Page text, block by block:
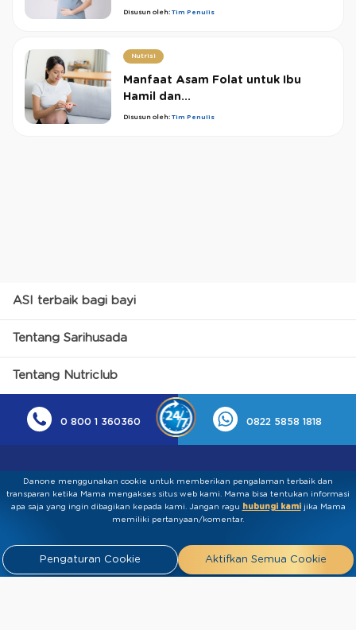
Disusun oleh: Tim Penulis
Nutrisi
Manfaat Asam Folat untuk Ibu
Hamil dan...
Disusun oleh: Tim Penulis
ASI terbaik bagi bayi
Tentang Sarihusada
Tentang Nutriclub
0 800 1 360360 0822 5858 1818
Kebijakan Privasi Syarat & Ketentuan
Tentang Kami
Danone menggunakan cookie untuk memberikan pengalaman terbaik dan
transparan ketika Mama mengakses situs web kami. Mama bisa tentukan informasi
apa saja yang ingin dibagikan kepada kami.​ ​Jangan ragu hubungi kamijika Mama
memiliki pertanyaan/komentar.
Pengaturan Cookie Aktifkan Semua Cookie